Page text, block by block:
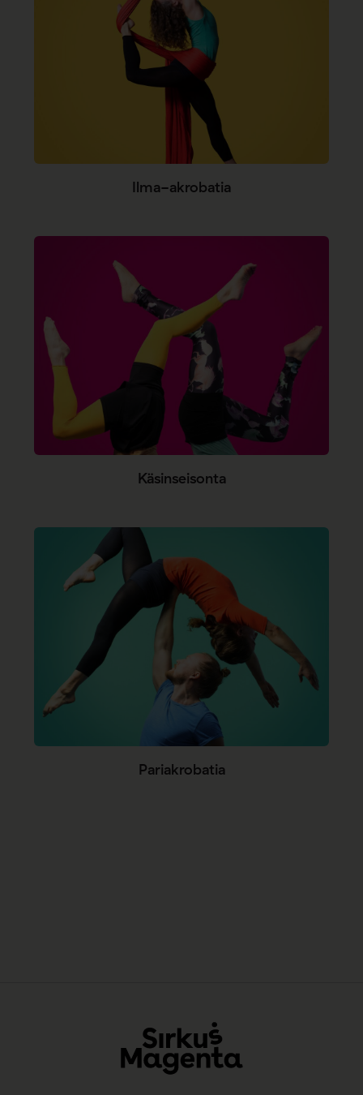
Ilma-akrobatia
Käsinseisonta
Pariakrobatia